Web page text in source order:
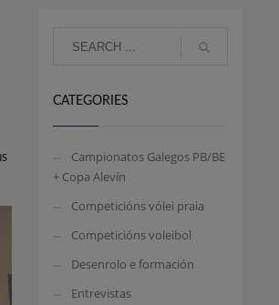
CATEGORIES
Campionatos Galegos PB/BE
+ Copa Alevín
Competicións vólei praia
Competicións voleibol
Desenrolo e formación
Entrevistas